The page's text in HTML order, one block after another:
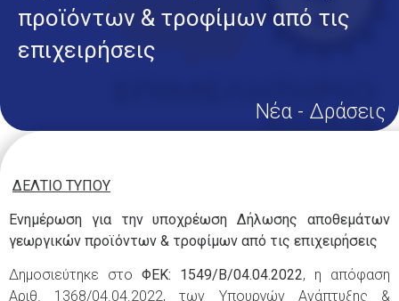
προϊόντων & τροφίμων από τις
επιχειρήσεις
Νέα - Δράσεις
ΔΕΛΤΙΟ ΤΥΠΟΥ
Ενημέρωση για την υποχρέωση Δήλωσης αποθεμάτων
γεωργικών προϊόντων & τροφίμων από τις επιχειρήσεις
Δημοσιεύτηκε στο ΦΕΚ: 1549/Β/04.04.2022, η απόφαση
Αριθ. 1368/04.04.2022, των Υπουργών Ανάπτυξης &